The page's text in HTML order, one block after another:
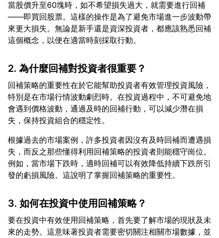
當股價升至60塊時，如不希望損失過大，就需要進行回補
——即買回股票。這樣的操作是為了避免市場進一步波動帶
來更大損失。無論是新手還是資深投資者，都應該熟悉回補
2. 為什麼回補對投資者很重要？
回補策略的重要性在於它能幫助投資者有效管理投資風險，
特別是在市場行情波動劇烈時。在投資過程中，不可避免地
會遇到價格波動，通過及時的回補行動，可以減少潛在損
根據過去的市場案例，許多投資者因沒有及時回補而遭遇損
失，而反之那些懂得利用回補策略的投資者則能穩守崗位。
例如，當市場下跌時，適時回補可以有效降低持續下跌所引
3. 如何在投資中使用回補策略？
要在投資中有效使用回補策略，首先要了解市場的現狀及未
來的走勢。這意味著投資者需要密切關注相關市場數據，並